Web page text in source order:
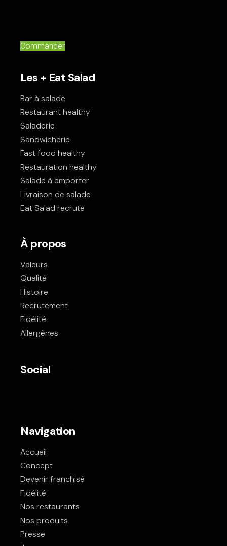
Commander
Les + Eat Salad
Bar à salade
Restaurant healthy
Saladerie
Sandwicherie
Fast food healthy
Restauration healthy
Salade à emporter
Livraison de salade
Eat Salad recrute
À propos
Valeurs
Qualité
Histoire
Recrutement
Fidélité
Allergènes
Social
Navigation
Accueil
Concept
Devenir franchisé
Fidélité
Nos restaurants
Nos produits
Presse